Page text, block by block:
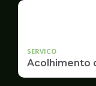
SERVICO
Acolhimento